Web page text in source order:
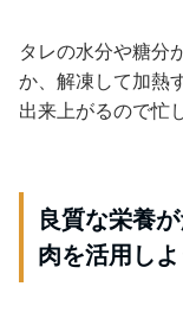
タレの水分や糖分
か、解凍して加熱
出来上がるので忙
良質な栄養
肉を活用しよ